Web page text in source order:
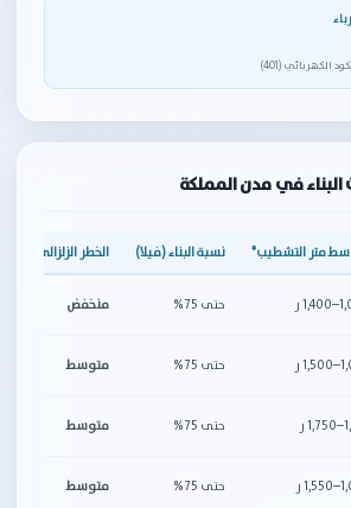
في مدن المملكة
متر التشطيب* نسبة البناء (فيلا) الخطر الزلزالي
ر حتى 75% منخفض
ر حتى 75% متوسط
ر حتى 75% متوسط
ر حتى 75% متوسط